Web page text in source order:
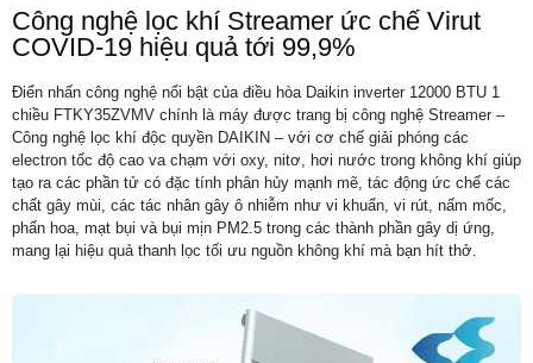
Công nghệ lọc khí Streamer ức chế Virut
COVID-19 hiệu quả tới 99,9%
Điển nhấn công nghệ nổi bật của điều hòa Daikin inverter 12000 BTU 1
chiều FTKY35ZVMV chính là máy được trang bị công nghệ Streamer –
Công nghệ lọc khí độc quyền DAIKIN – với cơ chế giải phóng các
electron tốc độ cao va chạm với oxy, nitơ, hơi nước trong không khí giúp
tạo ra các phần tử có đặc tính phân hủy mạnh mẽ, tác động ức chế các
chất gây mùi, các tác nhân gây ô nhiễm như vi khuẩn, vi rút, nấm mốc,
phấn hoa, mạt bụi và bụi mịn PM2.5 trong các thành phần gây dị ứng,
mang lại hiệu quả thanh lọc tối ưu nguồn không khí mà bạn hít thở.